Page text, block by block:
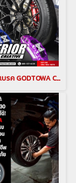
ชุดอัพเกรดเบรค GODTOWA CALIPER BREAK คาลิปเปอร์เบรก ดิสเบรค GODTOWA สำหรับรถยนต์ ALPHARD / VELLFIRE 30 รุ่นปี 2015-2022(copy)(copy)